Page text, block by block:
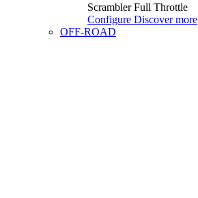
Scrambler Full Throttle
Configure Discover more
OFF-ROAD